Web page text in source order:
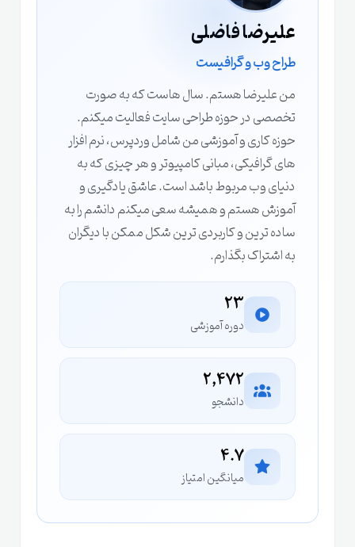
علیرضا فاضلی
طراح وب و گرافیست
من علیرضا هستم. سال‌ هاست که به‌ صورت
تخصصی در حوزه طراحی سایت فعالیت میکنم.
حوزه کاری و آموزشی من شامل وردپرس، نرم‌ افزار
های گرافیکی، مبانی کامپیوتر و هر چیزی که به
دنیای وب مربوط باشد است. عاشق یادگیری و
آموزش هستم و همیشه سعی میکنم دانشم را به
ساده‌ ترین و کاربردی‌ ترین شکل ممکن با دیگران
به اشتراک بگذارم.
23
دوره آموزشی
2,472
دانشجو
4.7
میانگین امتیاز